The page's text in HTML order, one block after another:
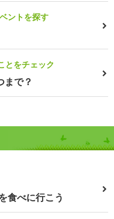
ントを探す
とをチェック
まで？
食べに行こう